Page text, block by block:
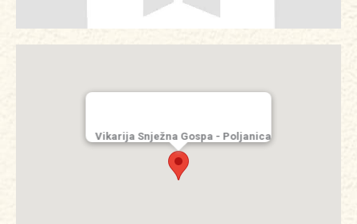
Vikarija Snježna Gospa - Poljanica​